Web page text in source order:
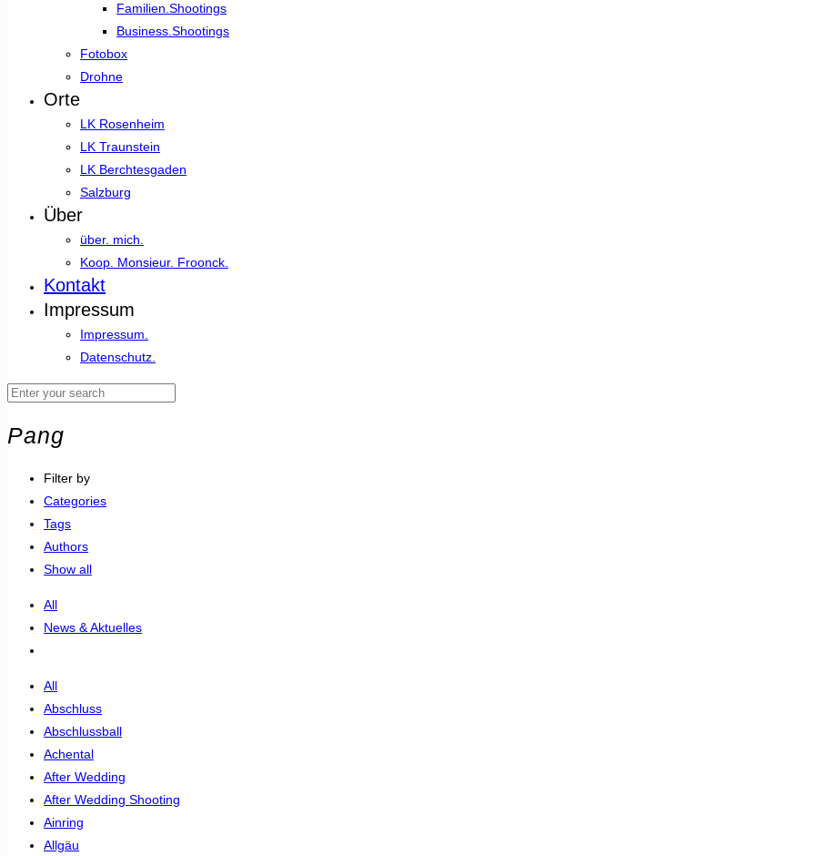
Familien.Shootings
Business.Shootings
Fotobox
Drohne
Orte
LK Rosenheim
LK Traunstein
LK Berchtesgaden
Salzburg
Über
über. mich.
Koop. Monsieur. Froonck.
Kontakt
Impressum
Impressum.
Datenschutz.
Pang
Filter by
Categories
Tags
Authors
Show all
All
News & Aktuelles
All
Abschluss
Abschlussball
Achental
After Wedding
After Wedding Shooting
Ainring
Allgäu